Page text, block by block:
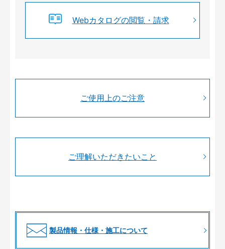
Webカタログの閲覧・請求
ご使用上のご注意
ご理解いただきたいこと
製品情報・仕様・施工について